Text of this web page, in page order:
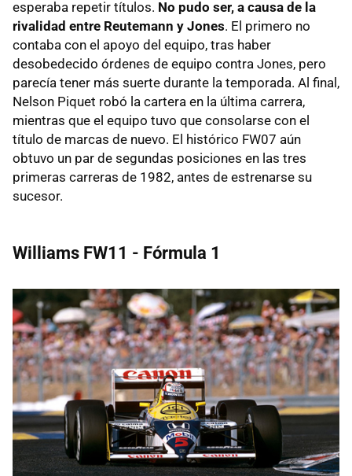
esperaba repetir títulos. No pudo ser, a causa de la
rivalidad entre Reutemann y Jones. El primero no
contaba con el apoyo del equipo, tras haber
desobedecido órdenes de equipo contra Jones, pero
parecía tener más suerte durante la temporada. Al final,
Nelson Piquet robó la cartera en la última carrera,
mientras que el equipo tuvo que consolarse con el
título de marcas de nuevo. El histórico FW07 aún
obtuvo un par de segundas posiciones en las tres
primeras carreras de 1982, antes de estrenarse su
sucesor.
Williams FW11 - Fórmula 1